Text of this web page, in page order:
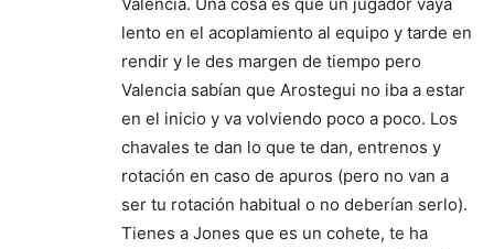
lento en el acoplamiento al equipo y tarde en
rendir y le des margen de tiempo pero
Valencia sabían que Arostegui no iba a estar
en el inicio y va volviendo poco a poco. Los
chavales te dan lo que te dan, entrenos y
rotación en caso de apuros (pero no van a
ser tu rotación habitual o no deberían serlo).
Tienes a Jones que es un cohete, te ha